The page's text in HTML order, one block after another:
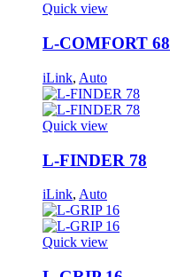
Quick view
L-COMFORT 68
iLink, Auto
Quick view
L-FINDER 78
iLink, Auto
Quick view